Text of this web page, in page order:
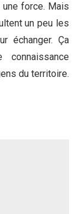
force. Mais
un peu les
échanger. Ça
connaissance
du territoire.